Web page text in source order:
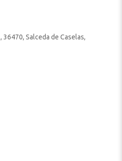
36470, Salceda de Caselas,